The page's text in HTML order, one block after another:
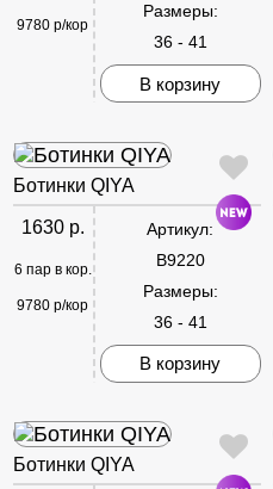
9780 р/кор
Размеры:
36 - 41
В корзину
Ботинки QIYA
1630 р.
6 пар в кор.
9780 р/кор
Артикул:
B9220
Размеры:
36 - 41
В корзину
Ботинки QIYA